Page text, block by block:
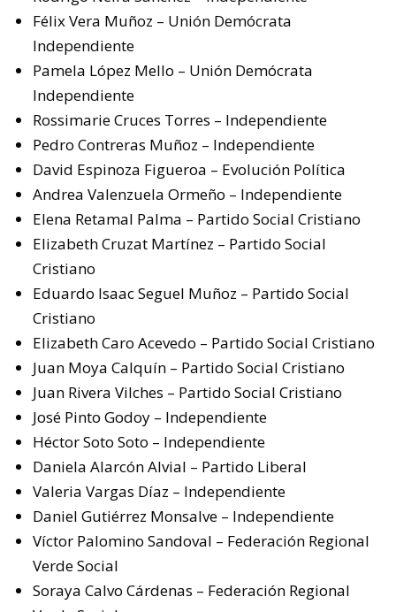
Félix Vera Muñoz – Unión Demócrata
Independiente
Pamela López Mello – Unión Demócrata
Independiente
Rossimarie Cruces Torres – Independiente
Pedro Contreras Muñoz – Independiente
David Espinoza Figueroa – Evolución Política
Andrea Valenzuela Ormeño – Independiente
Elena Retamal Palma – Partido Social Cristiano
Elizabeth Cruzat Martínez – Partido Social
Cristiano
Eduardo Isaac Seguel Muñoz – Partido Social
Cristiano
Elizabeth Caro Acevedo – Partido Social Cristiano
Juan Moya Calquín – Partido Social Cristiano
Juan Rivera Vilches – Partido Social Cristiano
José Pinto Godoy – Independiente
Héctor Soto Soto – Independiente
Daniela Alarcón Alvial – Partido Liberal
Valeria Vargas Díaz – Independiente
Daniel Gutiérrez Monsalve – Independiente
Víctor Palomino Sandoval – Federación Regional
Verde Social
Soraya Calvo Cárdenas – Federación Regional